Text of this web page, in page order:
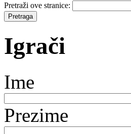
Pretraži ove stranice:
Igrači
Ime
Prezime